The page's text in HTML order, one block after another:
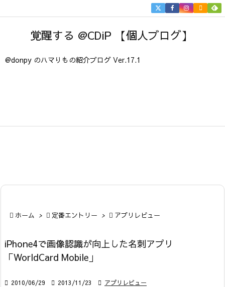
覚醒する @CDiP 【個人ブログ】
@donpy のハマりもの紹介ブログ Ver.17.1


 ホーム >  定番エントリー >  アプリレビュー
iPhone4で画像認識が向上した名刺アプリ
「WorldCard Mobile」
 2010/06/29  2013/11/23  アプリレビュー